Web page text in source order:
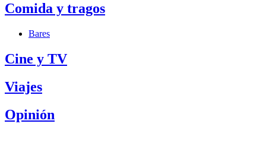
Comida y tragos
Bares
Cine y TV
Viajes
Opinión